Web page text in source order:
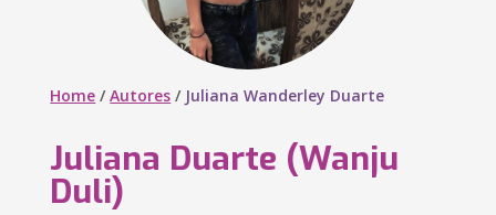
Home /Autores / Juliana Wanderley Duarte
Juliana Duarte (Wanju
Duli)